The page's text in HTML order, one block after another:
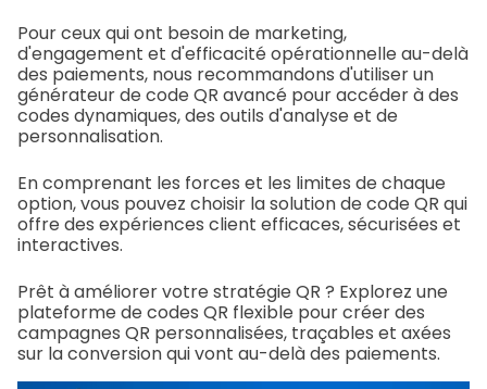
Pour ceux qui ont besoin de marketing,
d'engagement et d'efficacité opérationnelle au-delà
des paiements, nous recommandons d'utiliser un
générateur de code QR avancé pour accéder à des
codes dynamiques, des outils d'analyse et de
personnalisation.
En comprenant les forces et les limites de chaque
option, vous pouvez choisir la solution de code QR qui
offre des expériences client efficaces, sécurisées et
interactives.
Prêt à améliorer votre stratégie QR ? Explorez une
plateforme de codes QR flexible pour créer des
campagnes QR personnalisées, traçables et axées
sur la conversion qui vont au-delà des paiements.